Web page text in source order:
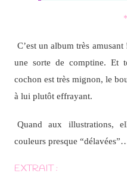
C’est un album très
une sorte de comptine.
cochon est très mignon, le
à lui plutôt effrayant.
Quand aux illustrations,
couleurs presque
EXTRAIT :